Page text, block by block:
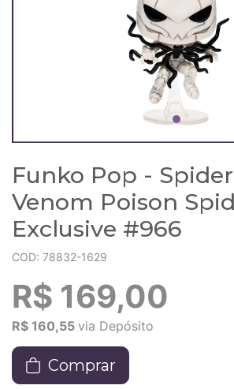
Funko Pop -
Venom Poison
Exclusive #966
COD: 78832-1629
R$ 169,00
R$ 160,55 via Depósito
Comprar